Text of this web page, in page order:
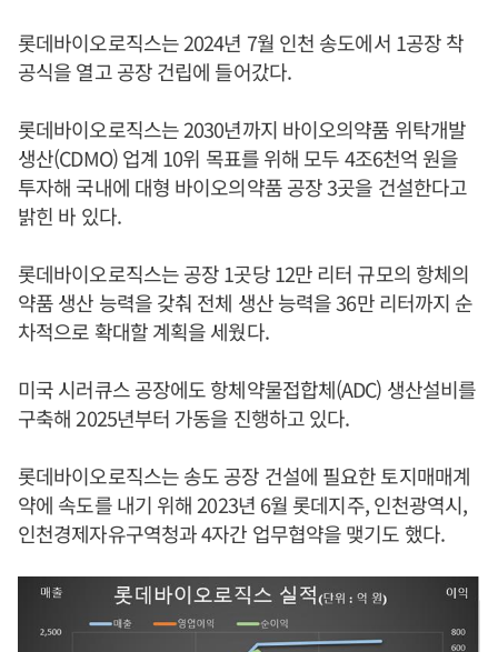
롯데바이오로직스는 2024년 7월 인천 송도에서 1공장 착
공식을 열고 공장 건립에 들어갔다.
롯데바이오로직스는 2030년까지 바이오의약품 위탁개발
생산(CDMO) 업계 10위 목표를 위해 모두 4조6천억 원을
투자해 국내에 대형 바이오의약품 공장 3곳을 건설한다고
밝힌 바 있다.
롯데바이오로직스는 공장 1곳당 12만 리터 규모의 항체의
약품 생산 능력을 갖춰 전체 생산 능력을 36만 리터까지 순
차적으로 확대할 계획을 세웠다.
미국 시러큐스 공장에도 항체약물접합체(ADC) 생산설비를
구축해 2025년부터 가동을 진행하고 있다.
롯데바이오로직스는 송도 공장 건설에 필요한 토지매매계
약에 속도를 내기 위해 2023년 6월 롯데지주, 인천광역시,
인천경제자유구역청과 4자간 업무협약을 맺기도 했다.